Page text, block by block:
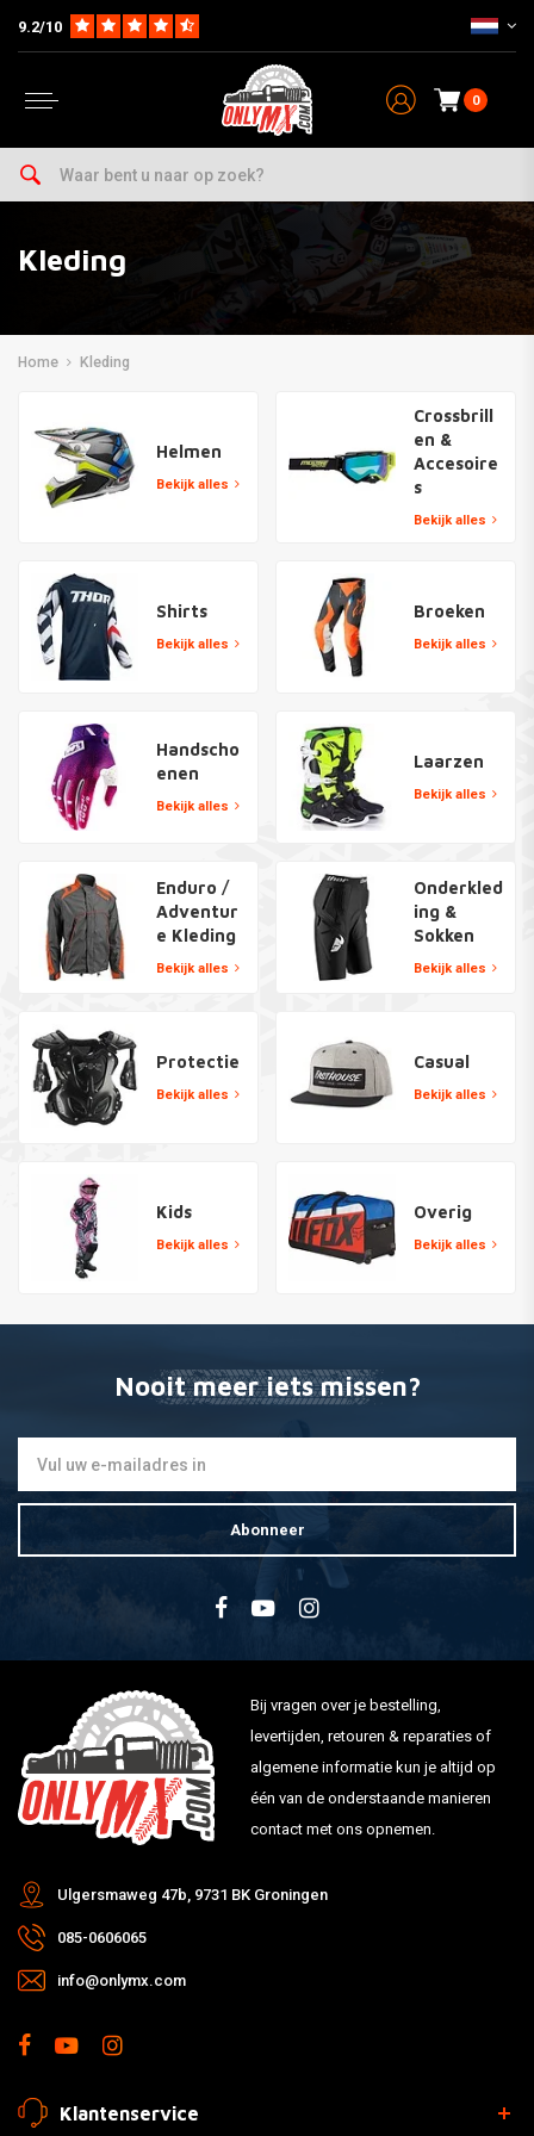
9.2/10
0
Kleding
Home Kleding
Helmen
Bekijk alles
Crossbrill
en &
Accesoire
s
Bekijk alles
Shirts
Bekijk alles
Broeken
Bekijk alles
Handscho
enen
Bekijk alles
Laarzen
Bekijk alles
Enduro /
Adventur
e Kleding
Bekijk alles
Onderkled
ing &
Sokken
Bekijk alles
Protectie
Bekijk alles
Casual
Bekijk alles
Kids
Bekijk alles
Overig
Bekijk alles
Nooit meer iets missen?
Abonneer
Bij vragen over je bestelling,
levertijden, retouren & reparaties of
algemene informatie kun je altijd op
één van de onderstaande manieren
contact met ons opnemen.
Ulgersmaweg 47b, 9731 BK Groningen
085-0606065
info@onlymx.com
Klantenservice